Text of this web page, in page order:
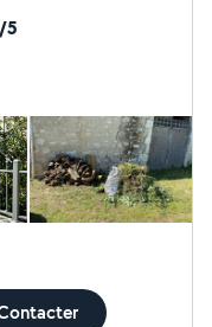
dans certains
là pour satisfaire
5